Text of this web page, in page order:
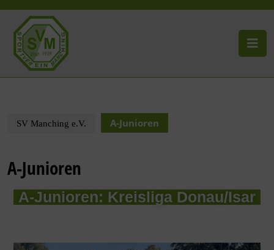
SV Manching e.V. A-Junioren
A-Junioren
A-Junioren: Kreisliga Donau/Isar